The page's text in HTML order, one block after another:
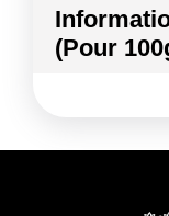
Pastèque
(Pour
Kilojoules